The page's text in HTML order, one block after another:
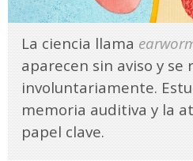
La ciencia llama
aparecen sin aviso y se
involuntariamente.
memoria auditiva y la
papel clave.